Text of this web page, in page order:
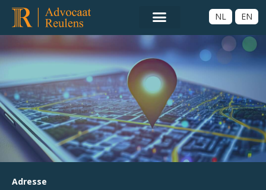
NL EN
Adresse